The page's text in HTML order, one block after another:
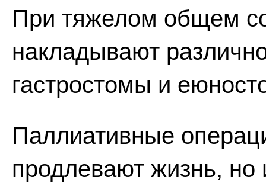
При тяжелом общем
накладывают
гастростомы и
Паллиативные
продлевают жизнь, но